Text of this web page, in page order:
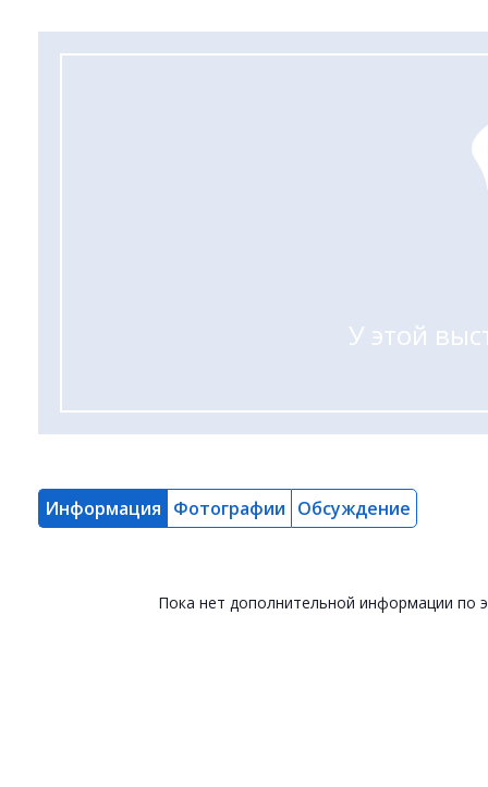
У этой
Информация Фотографии Обсуждение
Пока нет дополнительной информации по